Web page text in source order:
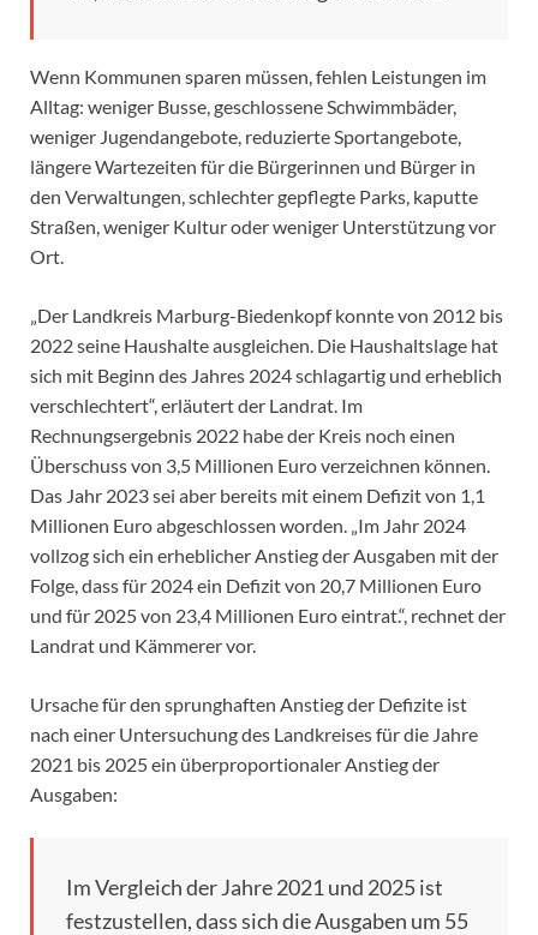
Wenn Kommunen sparen müssen, fehlen Leistungen im
Alltag: weniger Busse, geschlossene Schwimmbäder,
weniger Jugendangebote, reduzierte Sportangebote,
längere Wartezeiten für die Bürgerinnen und Bürger in
den Verwaltungen, schlechter gepflegte Parks, kaputte
Straßen, weniger Kultur oder weniger Unterstützung vor
Ort.
„Der Landkreis Marburg-Biedenkopf konnte von 2012 bis
2022 seine Haushalte ausgleichen. Die Haushaltslage hat
sich mit Beginn des Jahres 2024 schlagartig und erheblich
verschlechtert“, erläutert der Landrat. Im
Rechnungsergebnis 2022 habe der Kreis noch einen
Überschuss von 3,5 Millionen Euro verzeichnen können.
Das Jahr 2023 sei aber bereits mit einem Defizit von 1,1
Millionen Euro abgeschlossen worden. „Im Jahr 2024
vollzog sich ein erheblicher Anstieg der Ausgaben mit der
Folge, dass für 2024 ein Defizit von 20,7 Millionen Euro
und für 2025 von 23,4 Millionen Euro eintrat.“, rechnet der
Landrat und Kämmerer vor.
Ursache für den sprunghaften Anstieg der Defizite ist
nach einer Untersuchung des Landkreises für die Jahre
2021 bis 2025 ein überproportionaler Anstieg der
Ausgaben:
Im Vergleich der Jahre 2021 und 2025 ist
festzustellen, dass sich die Ausgaben um 55